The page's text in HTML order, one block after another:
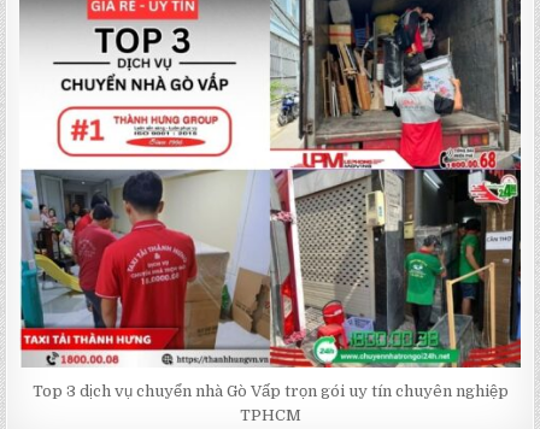
Top 3 dịch vụ chuyển nhà Gò Vấp trọn gói uy tín chuyên nghiệp
TPHCM